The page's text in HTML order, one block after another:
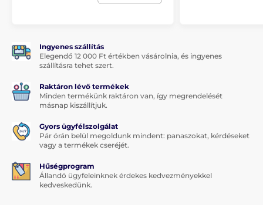
iPhone 11 Pro edzett üvegek
iPhone X / XS edzett üvegek
Ingyenes szállítás
Elegendő 12 000 Ft értékben vásárolnia, és ingyenes
szállításra tehet szert.
Raktáron lévő termékek
Minden termékünk raktáron van, így megrendelését
másnap kiszállítjuk.
Gyors ügyfélszolgálat
Pár órán belül megoldunk mindent: panaszokat, kérdéseket
vagy a termékek cseréjét.
Hűségprogram
Állandó ügyfeleinknek érdekes kedvezményekkel
kedveskedünk.